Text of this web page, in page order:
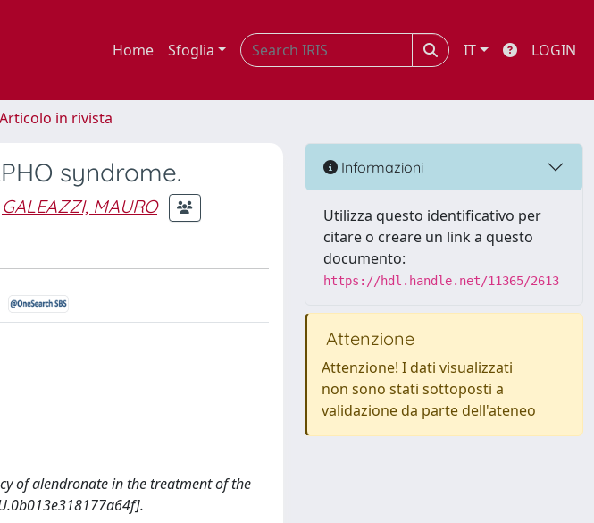
Home Sfoglia IT LOGIN
in rivista
syndrome.
GALEAZZI, MAURO
of alendronate in the treatment of the
Informazioni
Utilizza questo identificativo per
citare o creare un link a questo
documento:
https://hdl.handle.net/11365/2613
Attenzione
Attenzione! I dati visualizzati
non sono stati sottoposti a
validazione da parte dell'ateneo